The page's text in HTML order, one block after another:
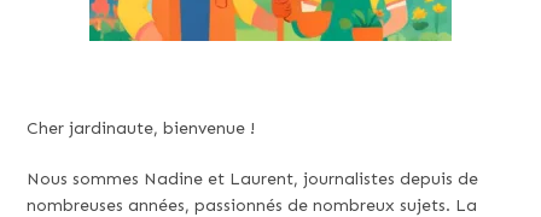
Cher jardinaute, bienvenue !
Nous sommes Nadine et Laurent, journalistes depuis de
nombreuses années, passionnés de nombreux sujets. La